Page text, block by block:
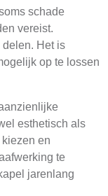
schade
vereist.
Het is
op te lossen
esthetisch als
en
te
jarenlang